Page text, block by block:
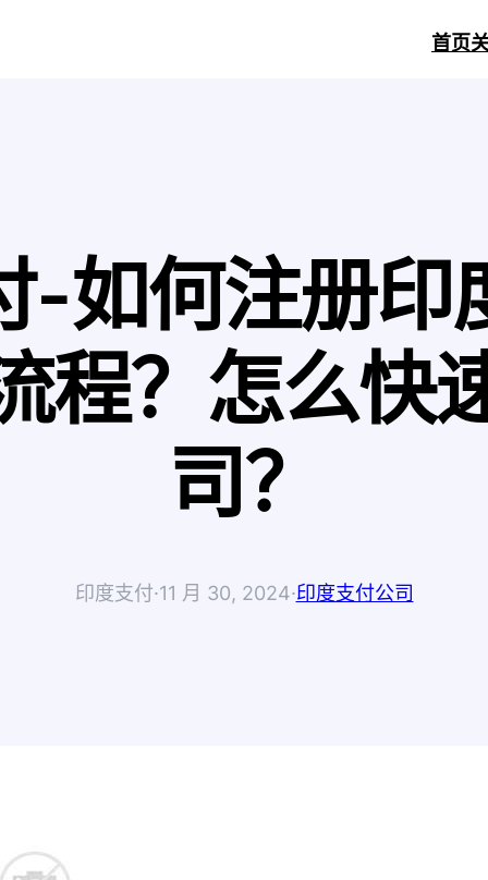
首页
-如何注册印
程？怎么快
司？
印度支付·11 月 30, 2024·印度支付公司